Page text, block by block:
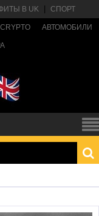
В UK СПОРТ
CRYPTO АВТОМОБИЛИ